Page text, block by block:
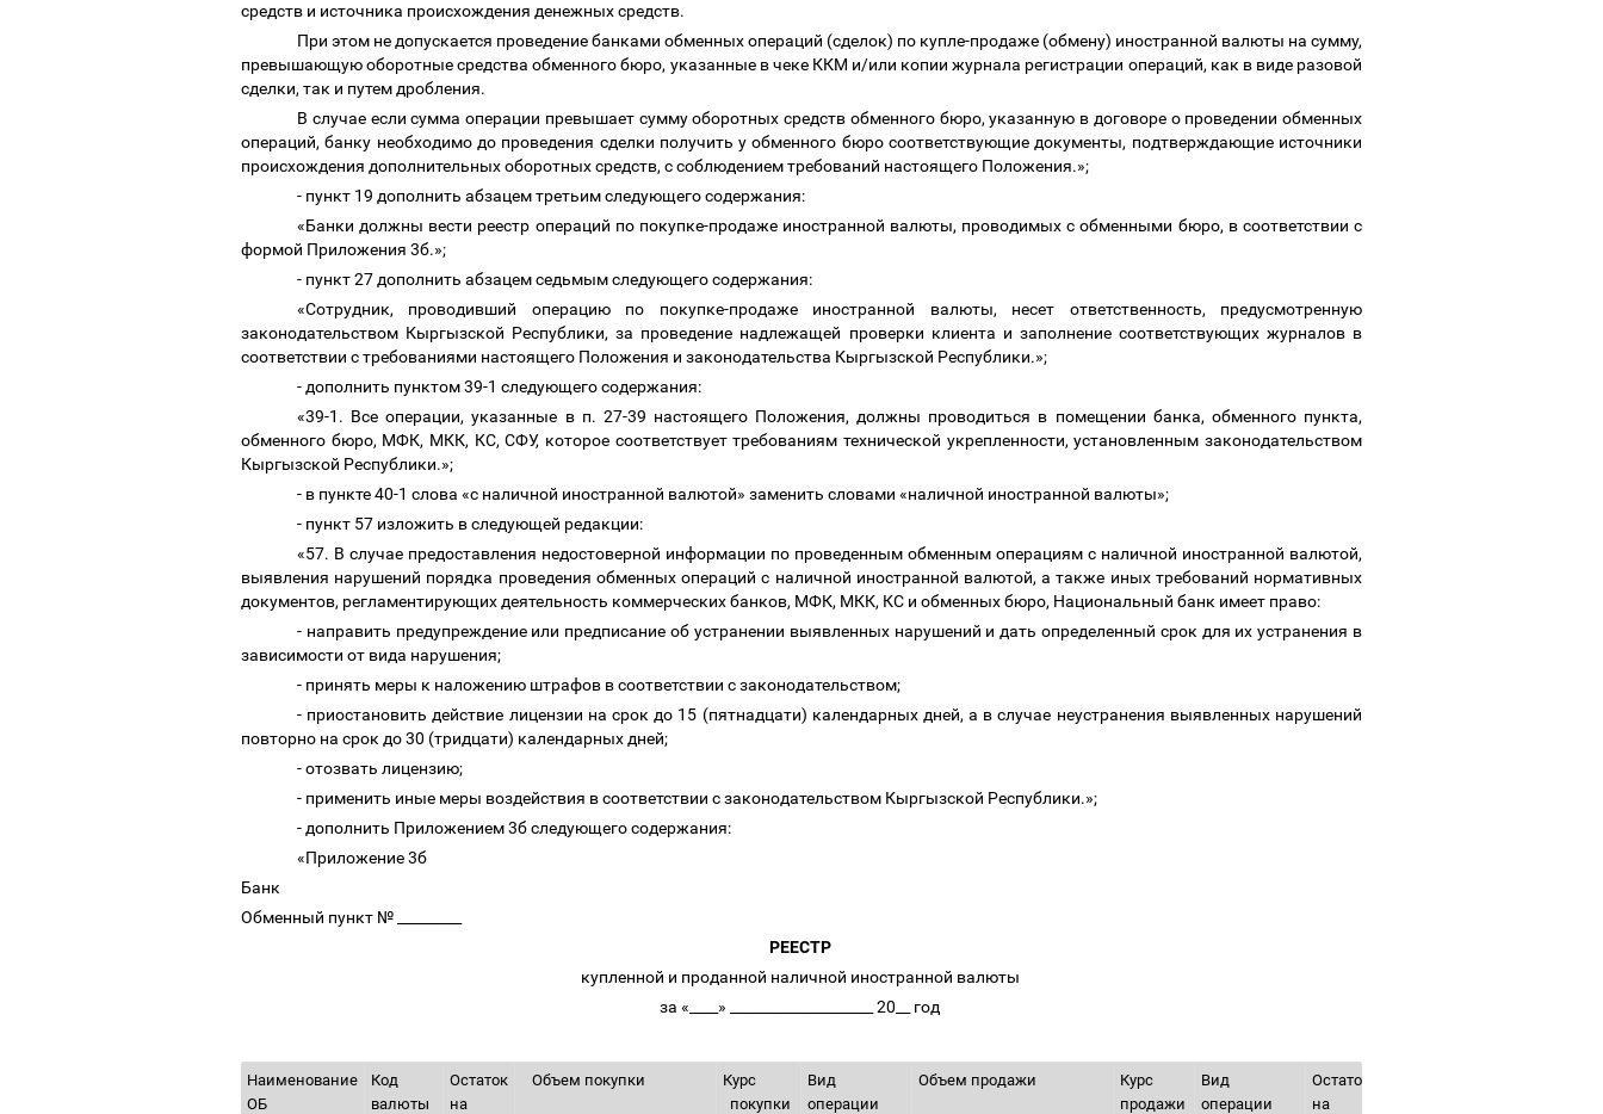
средств и источника происхождения денежных средств.
При этом не допускается проведение банками обменных операций (сделок) по купле-продаже (обмену) иностранной валюты на сумму,
превышающую оборотные средства обменного бюро, указанные в чеке ККМ и/или копии журнала регистрации операций, как в виде разовой
сделки, так и путем дробления.
В случае если сумма операции превышает сумму оборотных средств обменного бюро, указанную в договоре о проведении обменных
операций, банку необходимо до проведения сделки получить у обменного бюро соответствующие документы, подтверждающие источники
происхождения дополнительных оборотных средств, с соблюдением требований настоящего Положения.»;
- пункт 19 дополнить абзацем третьим следующего содержания:
«Банки должны вести реестр операций по покупке-продаже иностранной валюты, проводимых с обменными бюро, в соответствии с
формой Приложения 3б.»;
- пункт 27 дополнить абзацем седьмым следующего содержания:
«Сотрудник, проводивший операцию по покупке-продаже иностранной валюты, несет ответственность, предусмотренную
законодательством Кыргызской Республики, за проведение надлежащей проверки клиента и заполнение соответствующих журналов в
соответствии с требованиями настоящего Положения и законодательства Кыргызской Республики.»;
- дополнить пунктом 39-1 следующего содержания:
«39-1. Все операции, указанные в п. 27-39 настоящего Положения, должны проводиться в помещении банка, обменного пункта,
обменного бюро, МФК, МКК, КС, СФУ, которое соответствует требованиям технической укрепленности, установленным законодательством
Кыргызской Республики.»;
- в пункте 40-1 слова «с наличной иностранной валютой» заменить словами «наличной иностранной валюты»;
- пункт 57 изложить в следующей редакции:
«57. В случае предоставления недостоверной информации по проведенным обменным операциям с наличной иностранной валютой,
выявления нарушений порядка проведения обменных операций с наличной иностранной валютой, а также иных требований нормативных
документов, регламентирующих деятельность коммерческих банков, МФК, МКК, КС и обменных бюро, Национальный банк имеет право:
- направить предупреждение или предписание об устранении выявленных нарушений и дать определенный срок для их устранения в
зависимости от вида нарушения;
- принять меры к наложению штрафов в соответствии с законодательством;
- приостановить действие лицензии на срок до 15 (пятнадцати) календарных дней, а в случае неустранения выявленных нарушений
повторно на срок до 30 (тридцати) календарных дней;
- отозвать лицензию;
- применить иные меры воздействия в соответствии с законодательством Кыргызской Республики.»;
- дополнить Приложением 3б следующего содержания:
«Приложение 3б
Банк
Обменный пункт № _________
РЕЕСТР
купленной и проданной наличной иностранной валюты
за «____» ____________________ 20__ год
Наименование
ОБ
Код
валюты
Остаток
на
Объем покупки
Курс
покупки
Вид
операции
Объем продажи
Курс
продажи
Вид
операции
Остаток
на